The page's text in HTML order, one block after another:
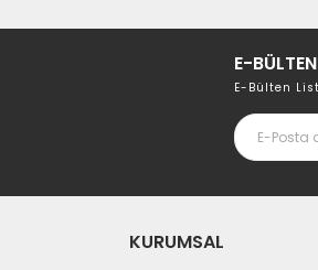
E-
E-Bülten
KURUMSAL